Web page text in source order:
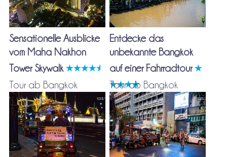
Sensationelle Ausblicke
vom Maha Nakhon
Tower Skywalk
Entdecke das
unbekannte Bangkok
auf einer Fahrradtour
Tour ab Bangkok
Tour ab Bangkok